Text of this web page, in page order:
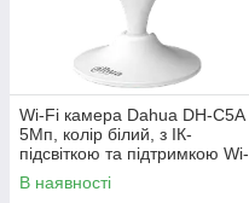
Wi-Fi камера Dahua DH-C5A
5Мп, колір білий, з ІК-
підсвіткою та підтримкою Wi-
Fi для внутрішнього
використання
В наявності